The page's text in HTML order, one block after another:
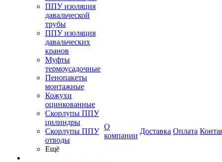
ППУ изоляция
давальческой
трубы
ППУ изоляция
давальческих
кранов
Муфты
термоусадочные
Пенопакеты
монтажные
Кожухи
оцинкованные
Скорлупы ППУ
цилиндры
Скорлупы ППУ
отводы
Ещё
О
компании
Доставка Оплата